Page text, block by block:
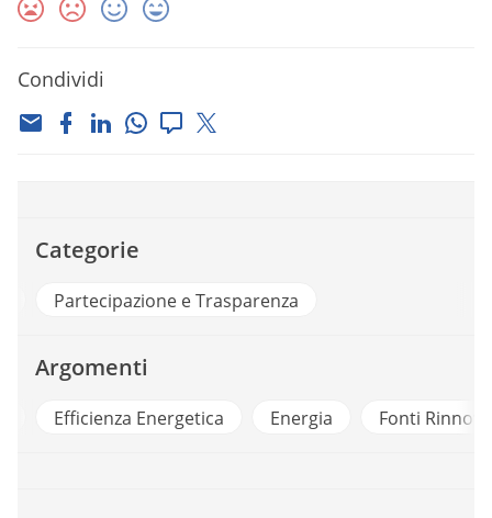
Condividi
Categorie
Partecipazione e Trasparenza
Argomenti
Efficienza Energetica Energia Fonti